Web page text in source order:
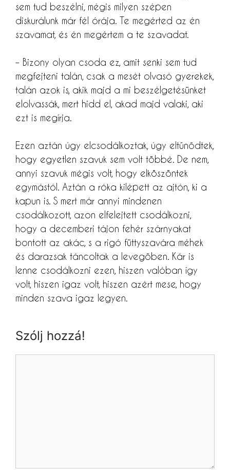
sem tud beszélni, mégis milyen szépen
diskurálunk már fél órája. Te megérted az én
szavamat, és én megértem a te szavadat.
– Bizony olyan csoda ez, amit senki sem tud
megfejteni talán, csak a mesét olvasó gyerekek,
talán azok is, akik majd a mi beszélgetésünket
elolvassák, mert hidd el, akad majd valaki, aki
ezt is megírja.
Ezen aztán úgy elcsodálkoztak, úgy eltűnődtek,
hogy egyetlen szavuk sem volt többé. De nem,
annyi szavuk mégis volt, hogy elköszöntek
egymástól. Aztán a róka kilépett az ajtón, ki a
kapun is. S mert már annyi mindenen
csodálkozott, azon elfelejtett csodálkozni,
hogy a decemberi tájon fehér szárnyakat
bontott az akác, s a rigó füttyszavára méhek
és darazsak táncoltak a levegőben. Kár is
lenne csodálkozni ezen, hiszen valóban így
volt, hiszen igaz volt, hiszen azért mese, hogy
minden szava igaz legyen.
Szólj hozzá!